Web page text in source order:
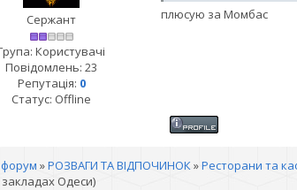
Сержант
Користувачі
Повідомлень: 23
Репутація: 0
Статус: Offline
плюсую за Момбас
»РОЗВАГИ ТА ВІДПОЧИНОК»Ресторани та
Одеси)